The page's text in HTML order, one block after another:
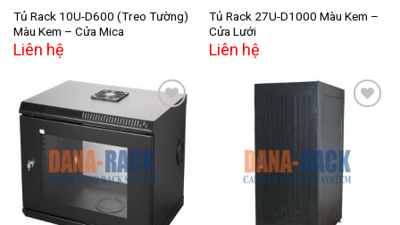
Tủ Rack 10U-D600 (Treo Tường)
Màu Kem – Cửa Mica
Liên hệ
Tủ Rack 27U-D1000 Màu Kem –
Cửa Lưới
Liên hệ
Add to
wishlist
Add to
wishlist